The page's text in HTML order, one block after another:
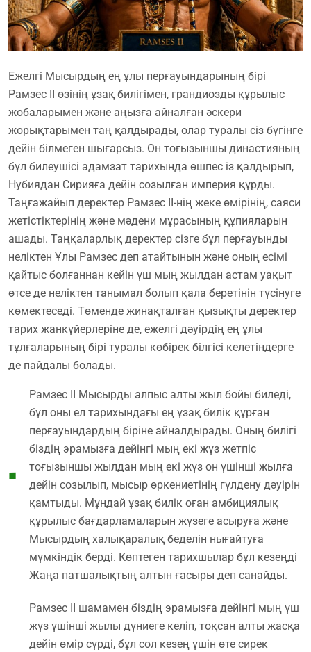
Ежелгі Мысырдың ең ұлы перғауындарының бірі
Рамзес ІІ өзінің ұзақ билігімен, грандиозды құрылыс
жобаларымен және аңызға айналған әскери
жорықтарымен таң қалдырады, олар туралы сіз бүгінге
дейін білмеген шығарсыз. Он тоғызыншы династияның
бұл билеушісі адамзат тарихында өшпес із қалдырып,
Нубиядан Сирияға дейін созылған империя құрды.
Таңғажайып деректер Рамзес ІІ-нің жеке өмірінің, саяси
жетістіктерінің және мәдени мұрасының құпияларын
ашады. Таңқаларлық деректер сізге бұл перғауынды
неліктен Ұлы Рамзес деп атайтынын және оның есімі
қайтыс болғаннан кейін үш мың жылдан астам уақыт
өтсе де неліктен танымал болып қала беретінін түсінуге
көмектеседі. Төменде жинақталған қызықты деректер
тарих жанкүйерлеріне де, ежелгі дәуірдің ең ұлы
тұлғаларының бірі туралы көбірек білгісі келетіндерге
де пайдалы болады.
Рамзес ІІ Мысырды алпыс алты жыл бойы биледі,
бұл оны ел тарихындағы ең ұзақ билік құрған
перғауындардың біріне айналдырады. Оның билігі
біздің эрамызға дейінгі мың екі жүз жетпіс
тоғызыншы жылдан мың екі жүз он үшінші жылға
дейін созылып, мысыр өркениетінің гүлдену дәуірін
қамтыды. Мұндай ұзақ билік оған амбициялық
құрылыс бағдарламаларын жүзеге асыруға және
Мысырдың халықаралық беделін нығайтуға
мүмкіндік берді. Көптеген тарихшылар бұл кезеңді
Жаңа патшалықтың алтын ғасыры деп санайды.
Рамзес ІІ шамамен біздің эрамызға дейінгі мың үш
жүз үшінші жылы дүниеге келіп, тоқсан алты жасқа
дейін өмір сүрді, бұл сол кезең үшін өте сирек